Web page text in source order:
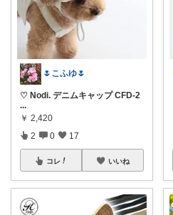
🌷こふゆ🌷
♡ Nodi. デニムキャップ CFD-2
...
￥ 2,420
2 0 17
コレ いいね